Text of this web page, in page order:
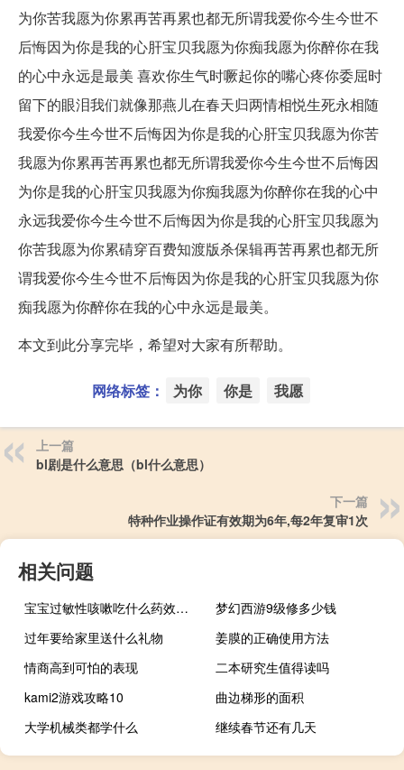
为你苦我愿为你累再苦再累也都无所谓我爱你今生今世不
后悔因为你是我的心肝宝贝我愿为你痴我愿为你醉你在我
的心中永远是最美 喜欢你生气时噘起你的嘴心疼你委屈时
留下的眼泪我们就像那燕儿在春天归两情相悦生死永相随
我爱你今生今世不后悔因为你是我的心肝宝贝我愿为你苦
我愿为你累再苦再累也都无所谓我爱你今生今世不后悔因
为你是我的心肝宝贝我愿为你痴我愿为你醉你在我的心中
永远我爱你今生今世不后悔因为你是我的心肝宝贝我愿为
你苦我愿为你累碃穿百费知渡版杀保辑再苦再累也都无所
谓我爱你今生今世不后悔因为你是我的心肝宝贝我愿为你
痴我愿为你醉你在我的心中永远是最美。
本文到此分享完毕，希望对大家有所帮助。
网络标签： 为你 你是 我愿
上一篇
bl剧是什么意思（bl什么意思）
下一篇
特种作业操作证有效期为6年,每2年复审1次
相关问题
宝宝过敏性咳嗽吃什么药效果好（过敏性咳嗽吃什么药效果好）
梦幻西游9级修多少钱
过年要给家里送什么礼物
姜膜的正确使用方法
情商高到可怕的表现
二本研究生值得读吗
kami2游戏攻略10
曲边梯形的面积
大学机械类都学什么
继续春节还有几天